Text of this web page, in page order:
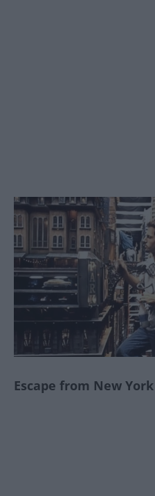
Escape from New York